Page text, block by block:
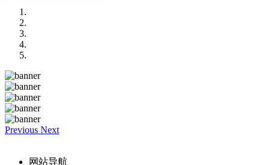
Previous Next
网站导航